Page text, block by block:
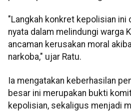
"Langkah konkret kepolisian ini
nyata dalam melindungi warga
ancaman kerusakan moral
narkoba," ujar Ratu.
Ia mengatakan keberhasilan
besar ini merupakan bukti
kepolisian, sekaligus menjadi